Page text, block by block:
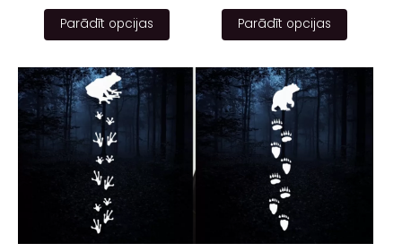
Parādīt opcijas Parādīt opcijas